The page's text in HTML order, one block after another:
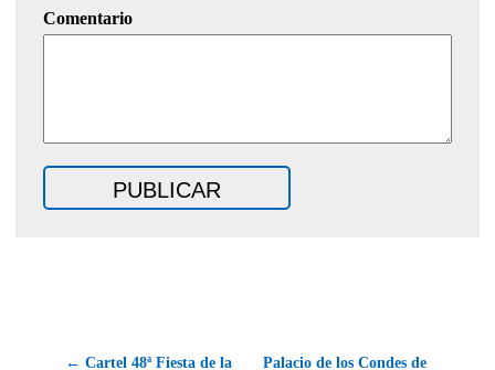
Comentario
← Cartel 48ª Fiesta de la Palacio de los Condes de